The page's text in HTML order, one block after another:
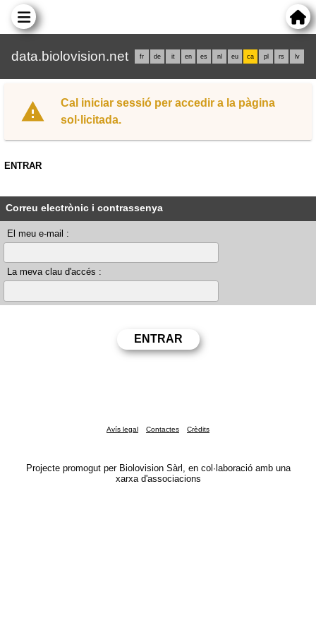
data.biolovision.net fr de it en es nl eu ca pl rs lv
Cal iniciar sessió per accedir a la pàgina
sol·licitada.
ENTRAR
Correu electrònic i contrassenya
El meu e-mail :
La meva clau d'accés :
Avís legal Contactes Crèdits
Projecte promogut per Biolovision Sàrl, en col·laboració amb una
xarxa d'associacions